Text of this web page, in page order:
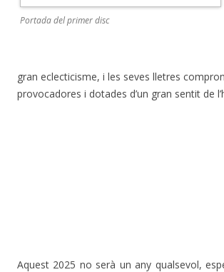
Portada del primer disc
gran eclecticisme, i les seves lletres
provocadores i dotades d’un gran sentit de
Aquest 2025 no serà un any qualsevol,